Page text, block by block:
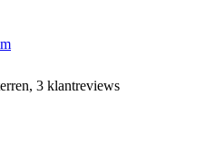
3 klantreviews